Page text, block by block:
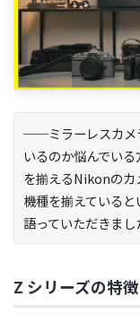
──ミラーレスカメ
いるのか悩んでい
を揃えるNikonのカ
機種を揃えている
語っていただきまし
Z シリーズの特徴